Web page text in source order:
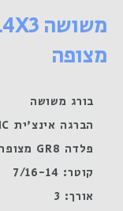
14X3
GR8
מצופה
בורג משושה
הברגה אינצ'ית UNC
פלדה GR8 מצופה
קוטר: 7/16-14
אורך: 3